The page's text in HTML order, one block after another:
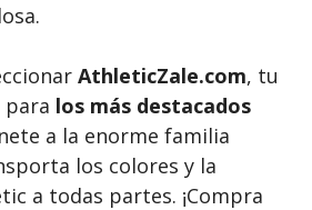
AthleticZale.com, tu
para los más destacados
a la enorme familia
los colores y la
a todas partes. ¡Compra